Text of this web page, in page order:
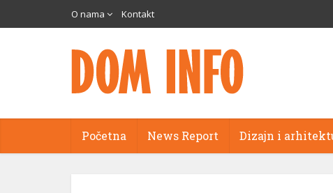
O nama Kontakt
Početna News Report Dizajn i